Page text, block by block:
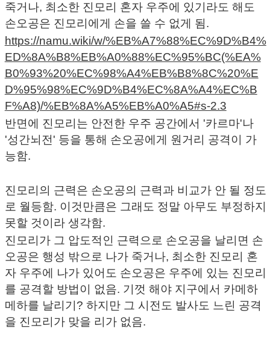
죽거나, 최소한 진모리 혼자 우주에 있기라도 해도
손오공은 진모리에게 손을 쓸 수 없게 됨.
https://namu.wiki/w/%EB%A7%88%EC%9D%B4%
ED%8A%B8%EB%A0%88%EC%95%BC(%EA%
B0%93%20%EC%98%A4%EB%B8%8C%20%E
D%95%98%EC%9D%B4%EC%8A%A4%EC%B
F%A8)/%EB%8A%A5%EB%A0%A5#s-2.3
반면에 진모리는 안전한 우주 공간에서 '카르마'나
'성간뇌전' 등을 통해 손오공에게 원거리 공격이 가
능함.
진모리의 근력은 손오공의 근력과 비교가 안 될 정도
로 월등함. 이것만큼은 그래도 정말 아무도 부정하지
못할 것이라 생각함.
진모리가 그 압도적인 근력으로 손오공을 날리면 손
오공은 행성 밖으로 나가 죽거나, 최소한 진모리 혼
자 우주에 나가 있어도 손오공은 우주에 있는 진모리
를 공격할 방법이 없음. 기껏 해야 지구에서 카메하
메하를 날리기? 하지만 그 시전도 발사도 느린 공격
을 진모리가 맞을 리가 없음.